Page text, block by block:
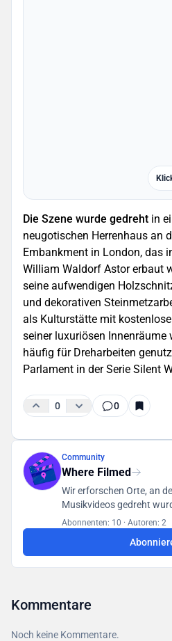
Die Szene wurde gedreht in
neugotischen Herrenhaus an
Embankment in London, das
William Waldorf Astor erbaut
seine aufwendigen
und dekorativen
als Kulturstätte mit
seiner luxuriösen Innenräume
häufig für Dreharbeiten
Parlament in der Serie Silent
0 0
Community
Where Filmed
Wir erforschen Orte, an
Musikvideos gedreht
unsere Funde in einer für
Abonnenten: 10 · Autoren: 2
Kommentare
Noch keine Kommentare.